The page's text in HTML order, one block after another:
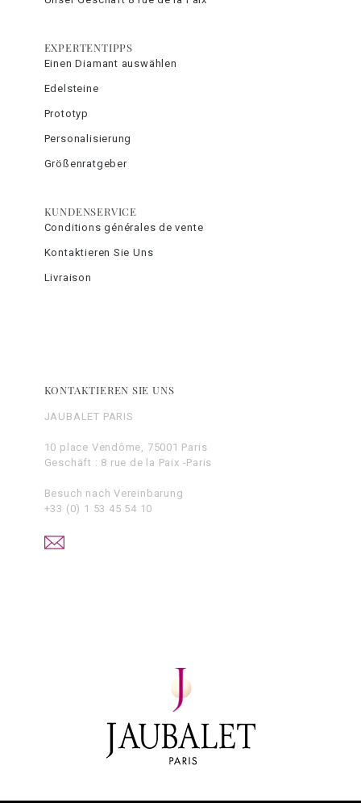
EXPERTENTIPPS
Einen Diamant auswählen
Edelsteine
Prototyp
Personalisierung
Größenratgeber
KUNDENSERVICE
Conditions générales de vente
Kontaktieren Sie Uns
Livraison
KONTAKTIEREN SIE UNS
JAUBALET PARIS
10 place Vendôme, 75001 Paris
Geschäft : 8 rue de la Paix -Paris
Besuch nach Vereinbarung
+33 (0) 1 53 45 54 10